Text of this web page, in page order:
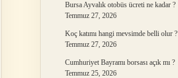
Bursa Ayvalık otobüs ücreti ne kadar ?
Temmuz 27, 2026
Koç katımı hangi mevsimde belli olur ?
Temmuz 27, 2026
Cumhuriyet Bayramı borsası açık mı ?
Temmuz 25, 2026